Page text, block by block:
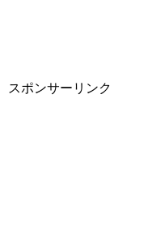
スポンサーリンク